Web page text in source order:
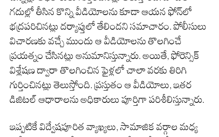
గదుల్లో తీసిన కొన్ని వీడియోలను కూడా ఆయన ఫోన్‌లో
భద్రపరిచినట్లు దర్యాప్తులో తేలిందని సమాచారం. పోలీసులు
విచారణకు వచ్చే ముందు ఆ వీడియోలను తొలగించే
ప్రయత్నం చేసినట్లు అనుమానిస్తున్నారు. అయితే, ఫోరెన్సిక్
విశ్లేషణ ద్వారా తొలగించిన ఫైళ్లలో చాలా వరకు తిరిగి
గుర్తించినట్లు తెలుస్తోంది. ప్రస్తుతం ఆ వీడియోలు, ఇతర
డిజిటల్ ఆధారాలను అధికారులు పూర్తిగా పరిశీలిస్తున్నారు.
ఇప్పటికే విద్వేషపూరిత వ్యాఖ్యలు, సామాజిక వర్గాల మధ్య